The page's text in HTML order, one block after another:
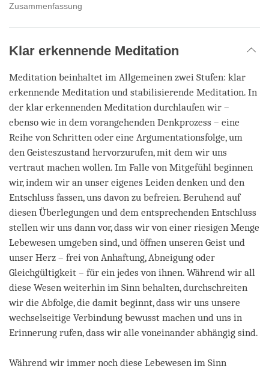
Zusammenfassung
Klar erkennende Meditation
Meditation beinhaltet im Allgemeinen zwei Stufen: klar
erkennende Meditation und stabilisierende Meditation. In
der klar erkennenden Meditation durchlaufen wir –
ebenso wie in dem vorangehenden Denkprozess – eine
Reihe von Schritten oder eine Argumentationsfolge, um
den Geisteszustand hervorzurufen, mit dem wir uns
vertraut machen wollen. Im Falle von Mitgefühl beginnen
wir, indem wir an unser eigenes Leiden denken und den
Entschluss fassen, uns davon zu befreien. Beruhend auf
diesen Überlegungen und dem entsprechenden Entschluss
stellen wir uns dann vor, dass wir von einer riesigen Menge
Lebewesen umgeben sind, und öffnen unseren Geist und
unser Herz – frei von Anhaftung, Abneigung oder
Gleichgültigkeit – für ein jedes von ihnen. Während wir all
diese Wesen weiterhin im Sinn behalten, durchschreiten
wir die Abfolge, die damit beginnt, dass wir uns unsere
wechselseitige Verbindung bewusst machen und uns in
Erinnerung rufen, dass wir alle voneinander abhängig sind.
Während wir immer noch diese Lebewesen im Sinn